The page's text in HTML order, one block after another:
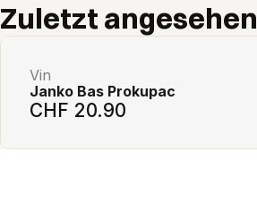
Zuletzt angesehen
Vin
Janko Bas Prokupac
CHF 20.90